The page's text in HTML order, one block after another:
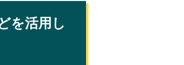
を活用し